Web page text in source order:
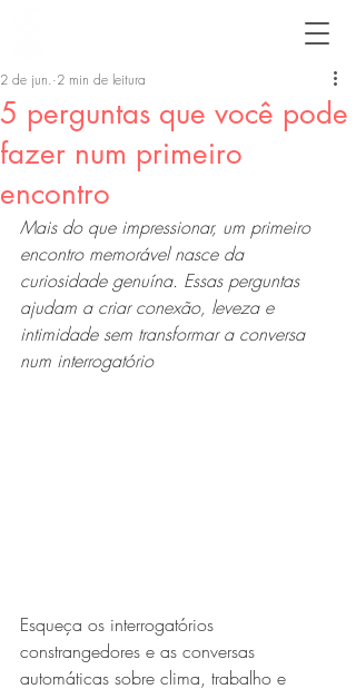
5 perguntas que você pode
fazer num primeiro
encontro
2 de jun. 2 min de leitura
Mais do que impressionar, um primeiro
encontro memorável nasce da
curiosidade genuína. Essas perguntas
ajudam a criar conexão, leveza e
intimidade sem transformar a conversa
num interrogatório
Esqueça os interrogatórios
constrangedores e as conversas
automáticas sobre clima, trabalho e